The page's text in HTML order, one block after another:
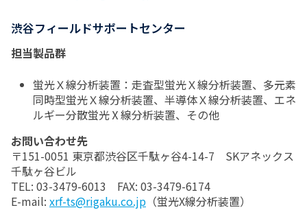
渋谷フィールドサポートセンター
担当製品群
蛍光Ｘ線分析装置：走査型蛍光Ｘ線分析装置、多元素
同時型蛍光Ｘ線分析装置、半導体Ｘ線分析装置、エネ
ルギー分散蛍光Ⅹ線分析装置、その他
お問い合わせ先
〒151-0051 東京都渋谷区千駄ヶ谷4-14-7 SKアネックス
千駄ヶ谷ビル
TEL: 03-3479-6013 FAX: 03-3479-6174
E-mail: xrf-ts@rigaku.co.jp （蛍光X線分析装置）